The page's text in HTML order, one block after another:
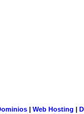
| Web Hosting |